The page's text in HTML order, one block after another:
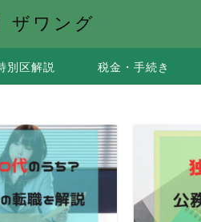
ザワング
別区解説 税金・手続き